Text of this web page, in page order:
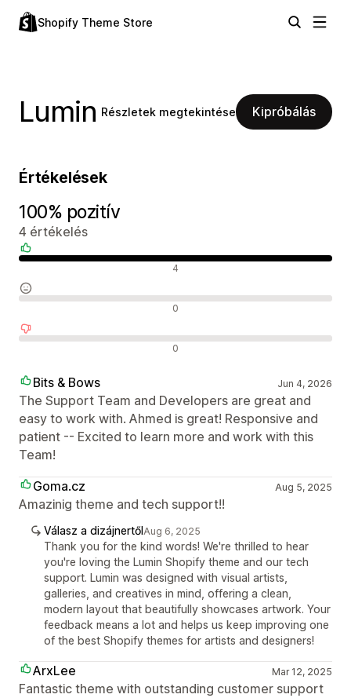
Shopify Theme Store
Lumin Részletek megtekintése Kipróbálás
Értékelések
100% pozitív
4 értékelés
4
0
0
Bits & Bows Jun 4, 2026
The Support Team and Developers are great and
easy to work with. Ahmed is great! Responsive and
patient -- Excited to learn more and work with this
Team!
Goma.cz
Aug 5, 2025
Amazinig theme and tech support!!
Válasz a dizájnertőlAug 6, 2025
Thank you for the kind words! We're thrilled to hear
you're loving the Lumin Shopify theme and our tech
support. Lumin was designed with visual artists,
galleries, and creatives in mind, offering a clean,
modern layout that beautifully showcases artwork. Your
feedback means a lot and helps us keep improving one
of the best Shopify themes for artists and designers!
ArxLee Mar 12, 2025
Fantastic theme with outstanding customer support